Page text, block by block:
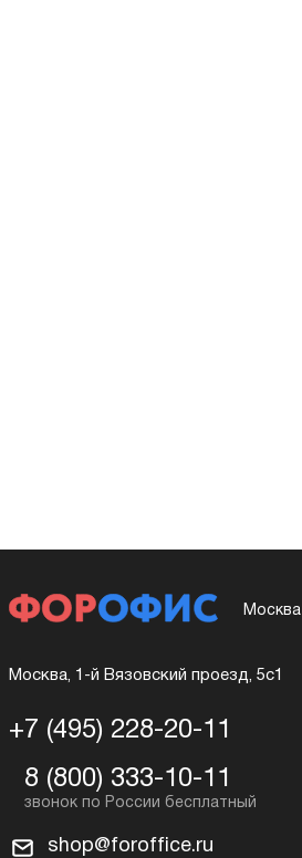
Москва
Москва, 1-й Вязовский проезд, 5с1
+7 (495) 228-20-11
8 (800) 333-10-11
shop@foroffice.ru